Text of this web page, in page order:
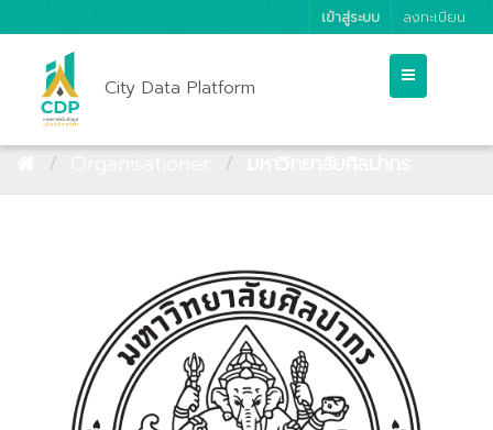
เข้าสู่ระบบ ลงทะเบียน
City Data Platform